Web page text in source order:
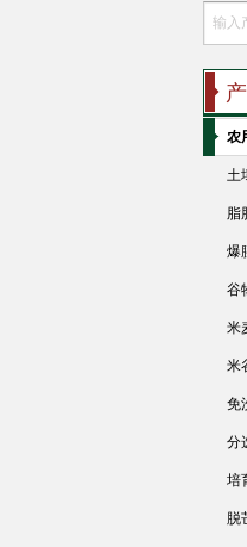
农
土
脂
爆
谷
米
米
免
分
培
脱